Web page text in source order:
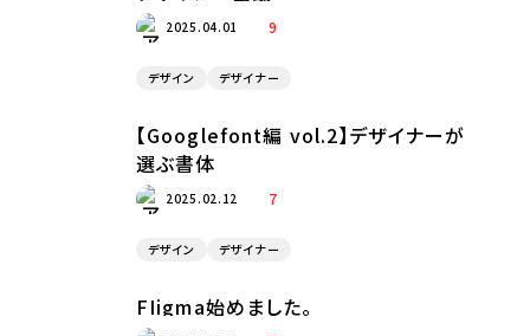
2025.04.01 9
デザイン デザイナー
【Googlefont編 vol.2】デザイナーが
選ぶ書体
2025.02.12 7
デザイン デザイナー
FIigma始めました。